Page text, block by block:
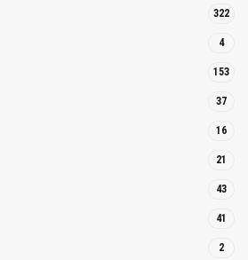
322
4
153
37
16
21
43
41
2